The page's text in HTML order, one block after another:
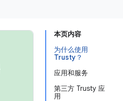
本页内容
为什么使用
Trusty？
应用和服务
第三方 Trusty 应
用